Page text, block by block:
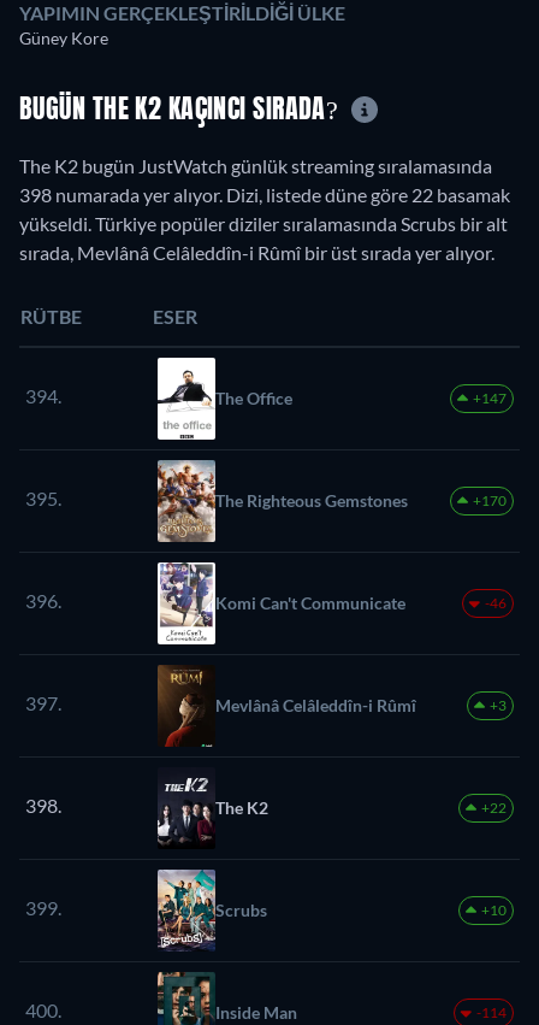
YAPIMIN GERÇEKLEŞTIRILDIĞI ÜLKE
Güney Kore
BUGÜN THE K2 KAÇINCI SIRADA?
The K2 bugün JustWatch günlük streaming sıralamasında
398 numarada yer alıyor. Dizi, listede düne göre 22 basamak
yükseldi. Türkiye popüler diziler sıralamasında Scrubs bir alt
sırada, Mevlânâ Celâleddîn-i Rûmî bir üst sırada yer alıyor.
RÜTBE ESER
394. The Office +147
395. The Righteous Gemstones +170
396. Komi Can't Communicate -46
397. Mevlânâ Celâleddîn-i Rûmî +3
398. The K2 +22
399. Scrubs +10
400. Inside Man -114